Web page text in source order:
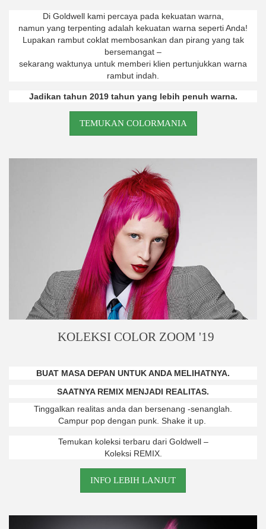
Di Goldwell kami percaya pada kekuatan warna,
namun yang terpenting adalah kekuatan warna seperti Anda!
Lupakan rambut coklat membosankan dan pirang yang tak
bersemangat –
sekarang waktunya untuk memberi klien pertunjukkan warna
rambut indah.
Jadikan tahun 2019 tahun yang lebih penuh warna.
TEMUKAN COLORMANIA
KOLEKSI COLOR ZOOM '19
BUAT MASA DEPAN UNTUK ANDA MELIHATNYA.
SAATNYA REMIX MENJADI REALITAS.
Tinggalkan realitas anda dan bersenang -senanglah.
Campur pop dengan punk. Shake it up.
Temukan koleksi terbaru dari Goldwell –
Koleksi REMIX.
INFO LEBIH LANJUT